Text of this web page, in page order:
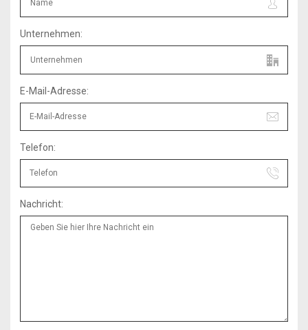
Unternehmen:
E-Mail-Adresse:
Telefon:
Nachricht: